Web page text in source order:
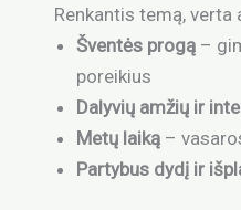
Renkantis temą,
Šventės progą –
poreikius
Dalyvių amžių ir
Metų laiką –
Partybus dydį ir